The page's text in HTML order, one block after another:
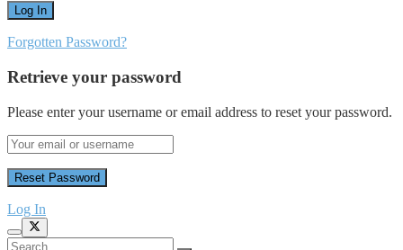
Forgotten Password?
Retrieve your password
Please enter your username or email address to reset your password.
Log In